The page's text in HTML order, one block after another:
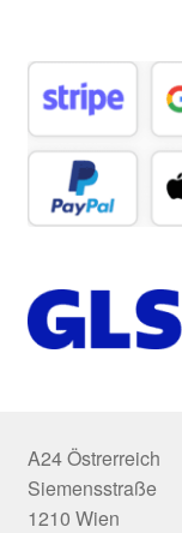
A24 Östrerreich
Siemensstraße
1210 Wien